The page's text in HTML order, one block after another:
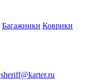
Багажники Коврики
sheriff@karter.ru